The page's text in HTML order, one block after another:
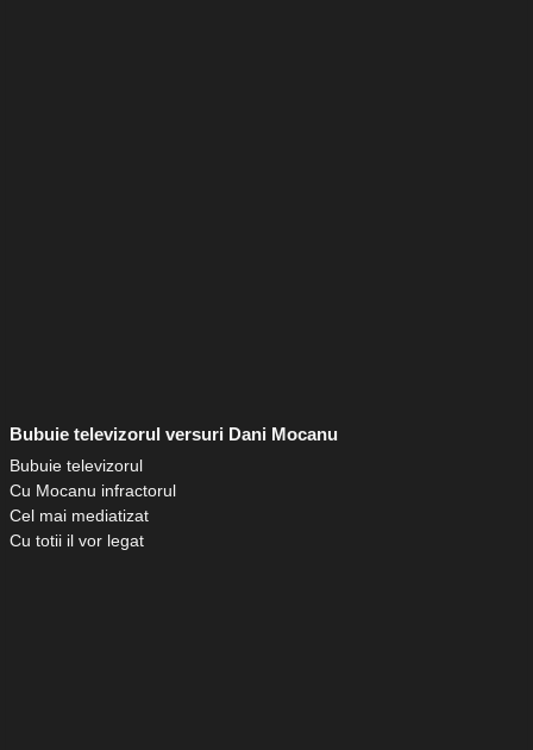
Bubuie televizorul versuri Dani Mocanu
Bubuie televizorul
Cu Mocanu infractorul
Cel mai mediatizat
Cu totii il vor legat